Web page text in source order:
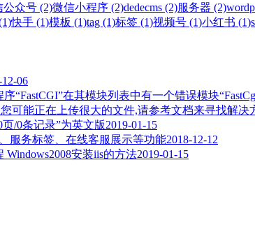
公众号 (2)微信小程序 (2)dedecms (2)服务器 (2)
快手 (1)模板 (1)tag (1)标签 (1)视频号 (1)小红书 (1)
12-06
“FastCGI”在其模块列表中有一个错误模块
可能正在上传很大的文件,请参考文档来寻找解决
页/0条记录”为英文版2019-01-15
服务标签、在线客服展示等功能2018-12-12
Windows2008安装iis的方法2019-01-15